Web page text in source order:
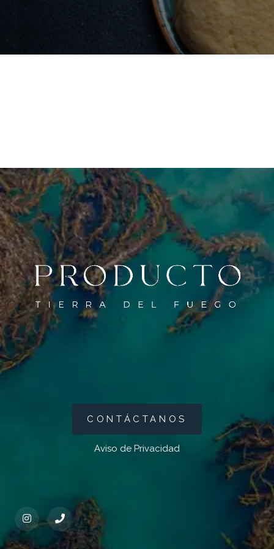
CONTÁCTANOS
Aviso de Privacidad